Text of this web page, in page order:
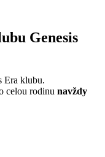
Genesis
Era klubu.
celou rodinu navždy